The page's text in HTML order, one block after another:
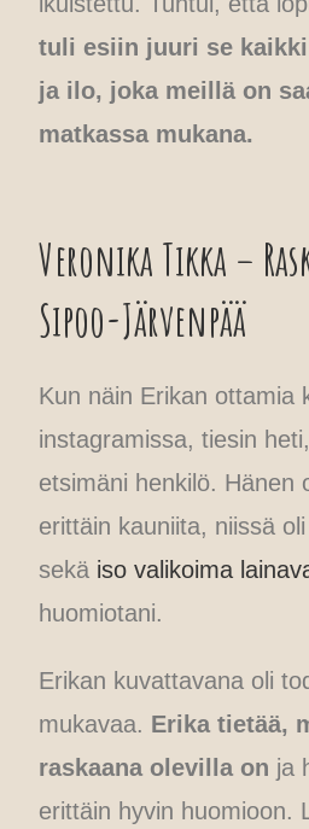
tuli esiin juuri se
ja ilo, joka meillä on
matkassa mukana.
Veronika Tikka –
Sipoo-Järvenpää
Kun näin Erikan ottamia
instagramissa, tiesin
etsimäni henkilö. Hänen
erittäin kauniita, niissä
sekä iso valikoima
huomiotani.
Erikan kuvattavana oli
mukavaa. Erika tietää,
raskaana olevilla on ja
erittäin hyvin huomioon.